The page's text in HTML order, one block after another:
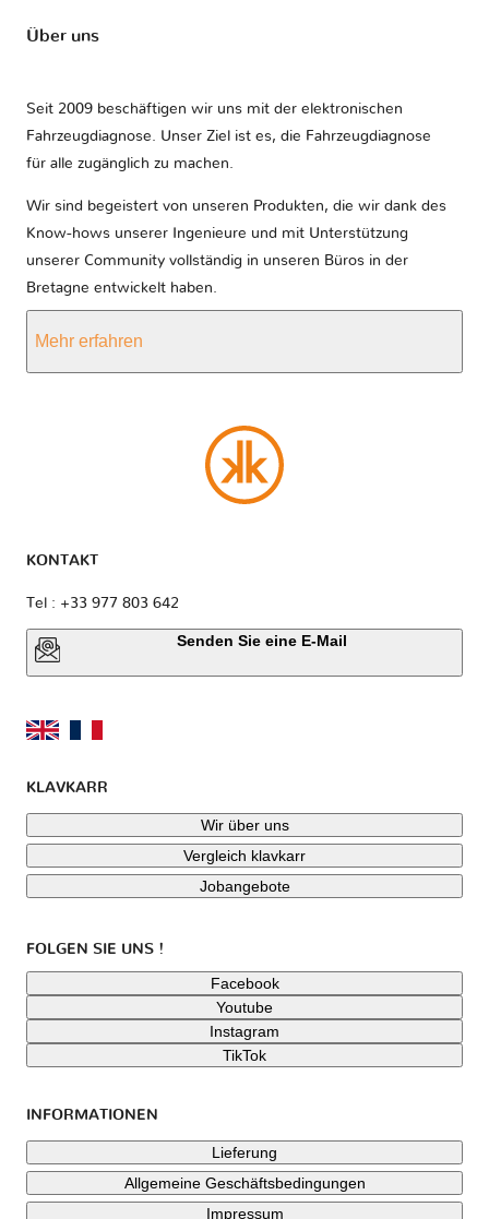
Über uns
Seit 2009 beschäftigen wir uns mit der elektronischen
Fahrzeugdiagnose. Unser Ziel ist es, die Fahrzeugdiagnose
für alle zugänglich zu machen.
Wir sind begeistert von unseren Produkten, die wir dank des
Know-hows unserer Ingenieure und mit Unterstützung
unserer Community vollständig in unseren Büros in der
Bretagne entwickelt haben.
Mehr erfahren
KONTAKT
Tel : +33 977 803 642
Senden Sie eine E-Mail
KLAVKARR
Wir über uns
Vergleich klavkarr
Jobangebote
FOLGEN SIE UNS !
Facebook
Youtube
Instagram
TikTok
INFORMATIONEN
Lieferung
Allgemeine Geschäftsbedingungen
Impressum